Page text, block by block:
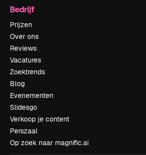
Bedrijf
Prijzen
Over ons
Reviews
Vacatures
Zoektrends
Blog
Evenementen
Slidesgo
Verkoop je content
Perszaal
Op zoek naar magnific.ai